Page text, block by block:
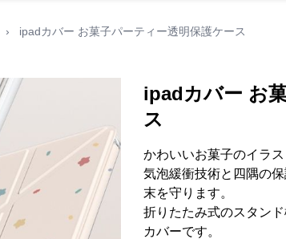
› ipadカバー お菓子パーティー透明保護ケース
ipadカバー お
ス
かわいいお菓子のイラ
気泡緩衝技術と四隅の
末を守ります。
折りたたみ式のスタン
カバーです。